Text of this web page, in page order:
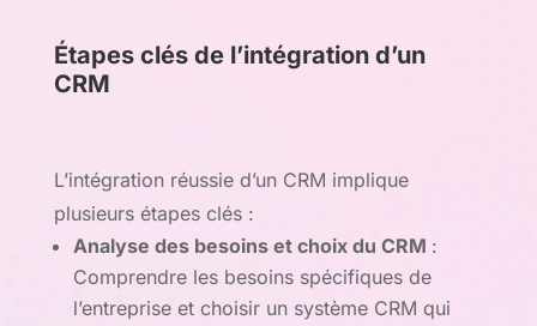
Étapes clés de l’intégration d’un
CRM
L’intégration réussie d’un CRM implique
plusieurs étapes clés :
Analyse des besoins et choix du CRM :
Comprendre les besoins spécifiques de
l’entreprise et choisir un système CRM qui